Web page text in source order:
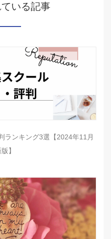
いる記事
ランキング3選【2024年11月
】